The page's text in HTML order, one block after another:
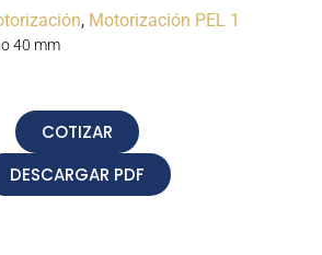
, Motorización PEL 1
40 mm
COTIZAR
DESCARGAR PDF